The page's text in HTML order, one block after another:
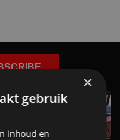
×
gebruik
inhoud en